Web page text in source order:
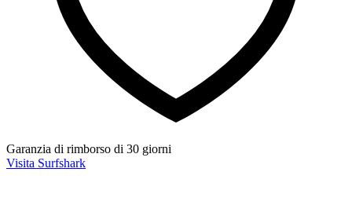
Garanzia di rimborso di 30 giorni
Visita Surfshark